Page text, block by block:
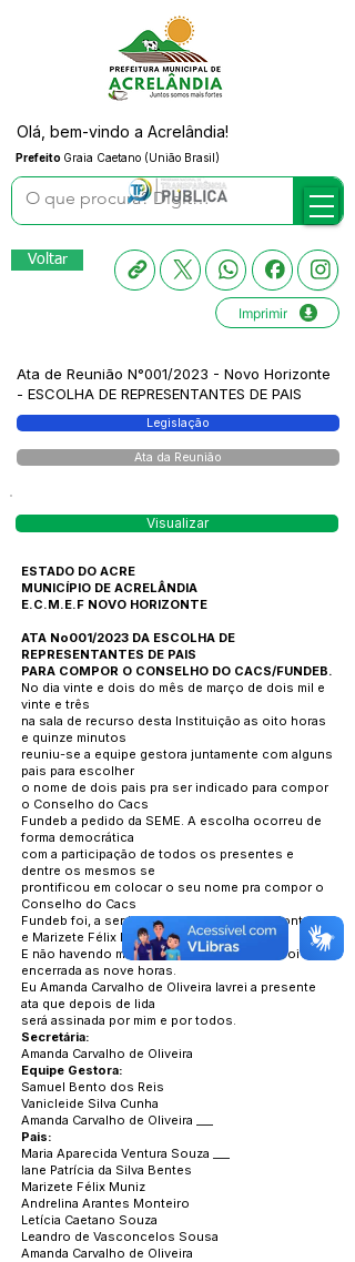
Prefeito Graia Caetano (União Brasil)
Olá, bem-vindo a Acrelândia!
Voltar
Imprimir
Ata de Reunião N°001/2023 - Novo Horizonte
- ESCOLHA DE REPRESENTANTES DE PAIS
Legislação
Ata da Reunião
Visualizar
ESTADO DO ACRE
MUNICÍPIO DE ACRELÂNDIA
E.C.M.E.F NOVO HORIZONTE
ATA No001/2023 DA ESCOLHA DE
REPRESENTANTES DE PAIS
PARA COMPOR O CONSELHO DO CACS/FUNDEB.
No dia vinte e dois do mês de março de dois mil e
vinte e três
na sala de recurso desta Instituição as oito horas
e quinze minutos
reuniu-se a equipe gestora juntamente com alguns
pais para escolher
o nome de dois pais pra ser indicado para compor
o Conselho do Cacs
Fundeb a pedido da SEME. A escolha ocorreu de
forma democrática
com a participação de todos os presentes e
dentre os mesmos se
prontificou em colocar o seu nome pra compor o
Conselho do Cacs
Fundeb foi, a senhora Andrelina Arantes Monteiro
e Marizete Félix Muniz.
E não havendo mais nada a tratar a reunião foi
encerrada as nove horas.
Eu Amanda Carvalho de Oliveira lavrei a presente
ata que depois de lida
será assinada por mim e por todos.
Secretária:
Amanda Carvalho de Oliveira
Equipe Gestora:
Samuel Bento dos Reis
Vanicleide Silva Cunha
Amanda Carvalho de Oliveira ___
Pais:
Maria Aparecida Ventura Souza ___
lane Patrícia da Silva Bentes
Marizete Félix Muniz
Andrelina Arantes Monteiro
Letícia Caetano Souza
Leandro de Vasconcelos Sousa
Amanda Carvalho de Oliveira